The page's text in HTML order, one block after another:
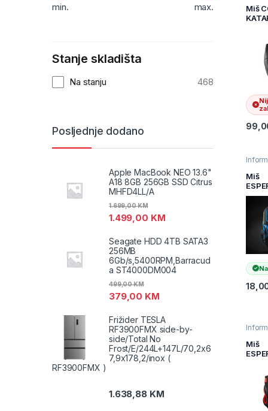
Miš
Miš
Miš
7D
min. max.
Stanje skladišta
Na stanju 468
Posljednje dodano
Apple MacBook NEO 13.6"
A18 8GB 256GB SSD Citrus
MHFD4LL/A
1.499,00 KM
1.699,00KM
Seagate HDD 4TB SATA3
256MB
6Gb/s,5400RPM,Barracud
a ST4000DM004
379,00 KM
499,00KM
Frižider TESLA
RF3900FMX side-by-
side/Total No
Frost/E/244L+147L/70,2x6
7,9x178,2/inox (
RF3900FMX )
1.638,88 KM